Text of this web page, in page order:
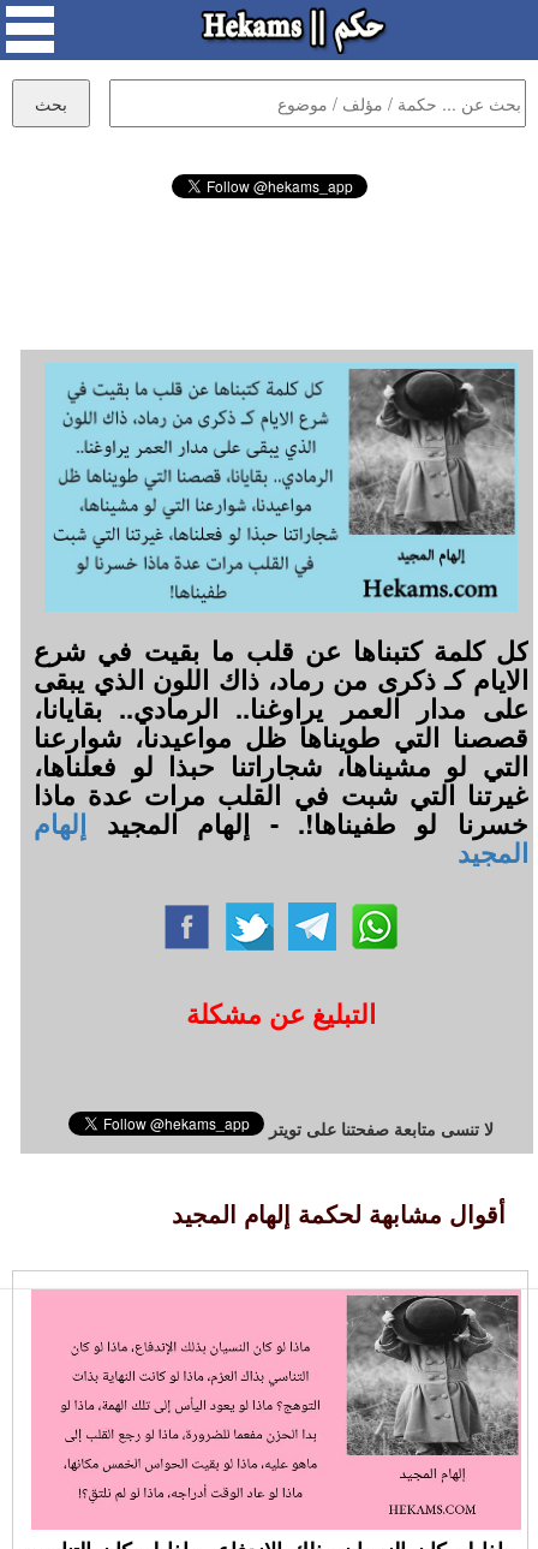
كل كلمة كتبناها عن قلب ما بقيت في شرع
الايام كـ ذكرى من رماد، ذاك اللون الذي يبقى
على مدار العمر يراوغنا.. الرمادي.. بقايانا،
قصصنا التي طويناها ظل مواعيدنا، شوارعنا
التي لو مشيناها، شجاراتنا حبذا لو فعلناها،
غيرتنا التي شبت في القلب مرات عدة ماذا
خسرنا لو طفيناها!. - إلهام المجيد إلهام
المجيد
التبليغ عن مشكلة
لا تنسى متابعة صفحتنا على تويتر
أقوال مشابهة لحكمة إلهام المجيد